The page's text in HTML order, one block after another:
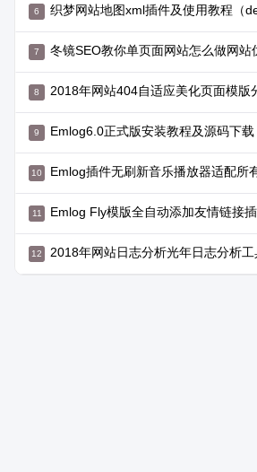
织梦网站地图xml插件及使用教程（
冬镜SEO教你单页面网站怎么做网站
2018年网站404自适应美化页面模版
Emlog6.0正式版安装教程及源码下载
Emlog插件无刷新音乐播放器适配所
Emlog Fly模版全自动添加友情链接
2018年网站日志分析光年日志分析工